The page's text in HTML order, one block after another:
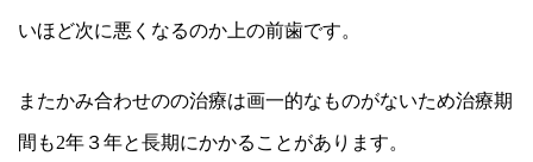
いほど次に悪くなるのか上の前歯です。
またかみ合わせのの治療は画一的なものがないため治療期
間も2年３年と長期にかかることがあります。